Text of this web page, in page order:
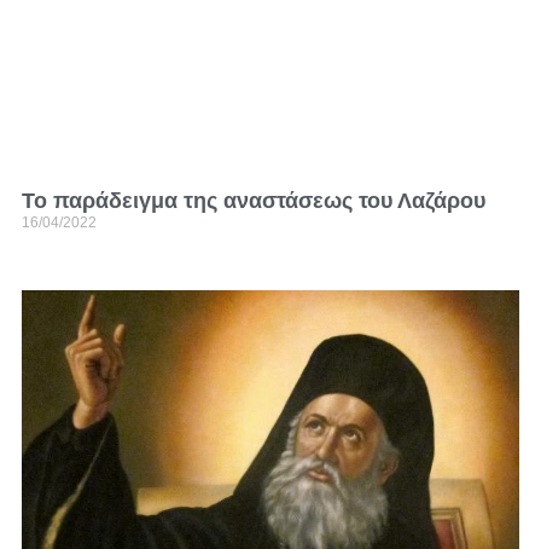
Το παράδειγμα της αναστάσεως του Λαζάρου
16/04/2022